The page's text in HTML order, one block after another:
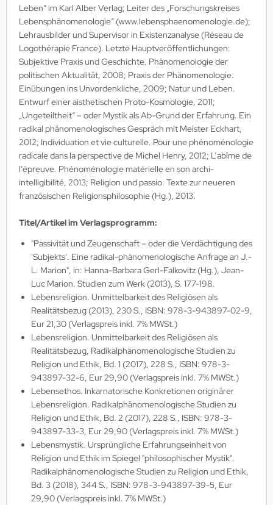
Leben“ im Karl Alber Verlag; Leiter des „Forschungskreises
Lebensphänomenologie“ (www.lebensphaenomenologie.de);
Lehrausbilder und Supervisor in Existenzanalyse (Réseau de
Logothérapie France). Letzte Hauptveröffentlichungen:
Subjektive Praxis und Geschichte. Phänomenologie der
politischen Aktualität, 2008; Praxis der Phänomenologie.
Einübungen ins Unvordenkliche, 2009; Natur und Leben.
Entwurf einer aisthetischen Proto-Kosmologie, 2011;
„Ungeteiltheit“ – oder Mystik als Ab-Grund der Erfahrung. Ein
radikal phänomenologisches Gespräch mit Meister Eckhart,
2012; Individuation et vie culturelle. Pour une phénoménologie
radicale dans la perspective de Michel Henry, 2012; L’abîme de
l’épreuve. Phénoménologie matérielle en son archi-
intelligibilité, 2013; Religion und passio. Texte zur neueren
französischen Religionsphilosophie (Hg.), 2013.
Titel/Artikel im Verlagsprogramm:
"Passivität und Zeugenschaft – oder die Verdächtigung des
'Subjekts'. Eine radikal-phänomenologische Anfrage an J.-
L. Marion", in: Hanna-Barbara Gerl-Falkovitz (Hg.), Jean-
Luc Marion. Studien zum Werk (2013), S. 177-198.
Lebensreligion. Unmittelbarkeit des Religiösen als
Realitätsbezug (2013), 230 S., ISBN: 978-3-943897-02-9,
Eur 21,30 (Verlagspreis inkl. 7% MWSt.)
Lebensreligion. Unmittelbarkeit des Religiösen als
Realitätsbezug, Radikalphänomenologische Studien zu
Religion und Ethik, Bd. 1 (2017), 228 S., ISBN: 978-3-
943897-32-6, Eur 29,90 (Verlagspreis inkl. 7% MWSt.)
Lebensethos. Inkarnatorische Konkretionen originärer
Lebensreligion. Radikalphänomenologische Studien zu
Religion und Ethik, Bd. 2 (2017), 228 S., ISBN: 978-3-
943897-33-3, Eur 29,90 (Verlagspreis inkl. 7% MWSt.)
Lebensmystik. Ursprüngliche Erfahrungseinheit von
Religion und Ethik im Spiegel "philosophischer Mystik".
Radikalphänomenologische Studien zu Religion und Ethik,
Bd. 3 (2018), 344 S., ISBN: 978-3-943897-39-5, Eur
29,90 (Verlagspreis inkl. 7% MWSt.)